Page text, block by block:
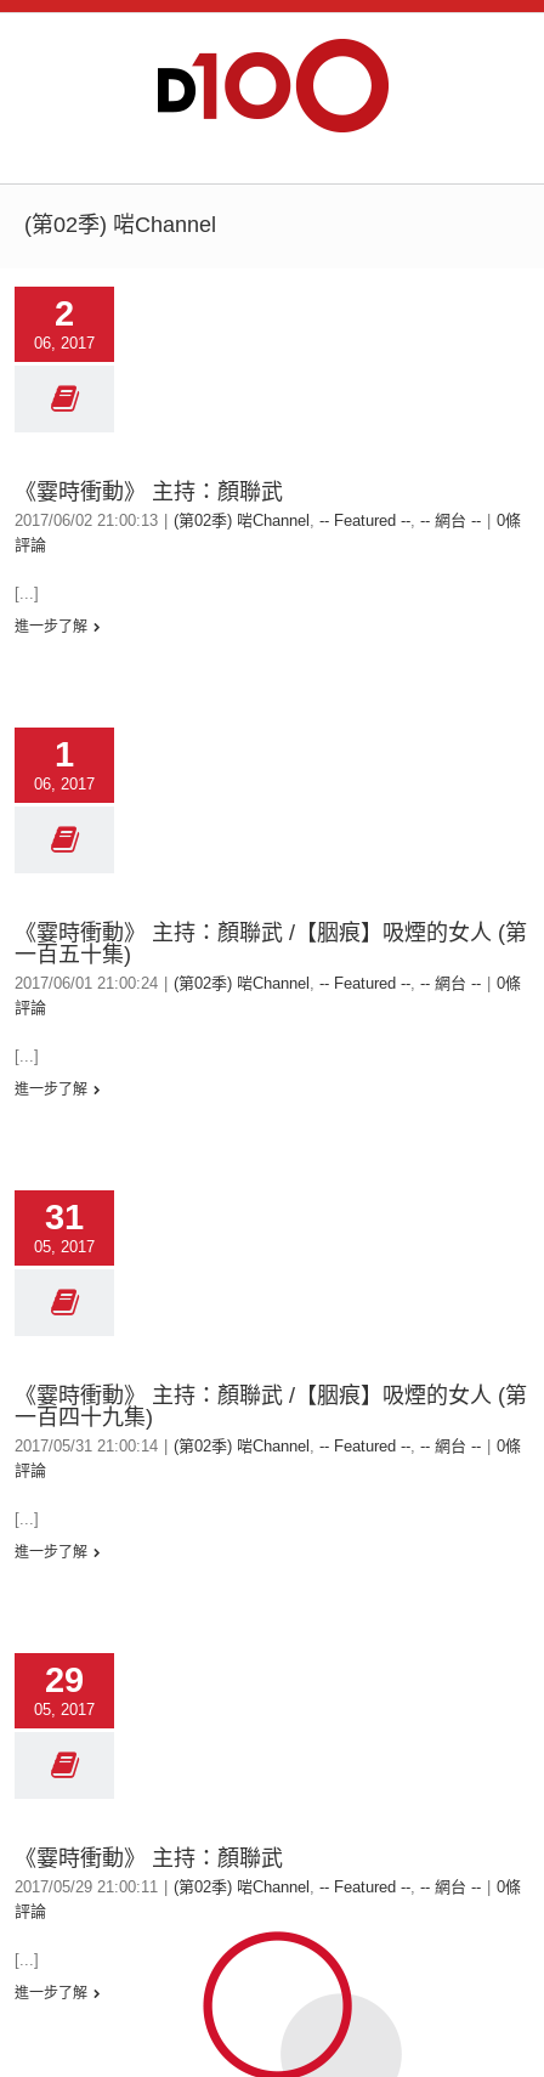
(第02季) 啱Channel
2
06, 2017
《霎時衝動》 主持：顏聯武
2017/06/02 21:00:13 (第02季) 啱Channel , -- Featured --, -- 網台 --
0條
評論
[...]
進一步了解
1
06, 2017
《霎時衝動》 主持：顏聯武 /【胭痕】吸煙的女人 (第
一百五十集)
2017/06/01 21:00:24 (第02季) 啱Channel , -- Featured --, -- 網台 --
0條
評論
[...]
進一步了解
31
05, 2017
《霎時衝動》 主持：顏聯武 /【胭痕】吸煙的女人 (第
一百四十九集)
2017/05/31 21:00:14 (第02季) 啱Channel , -- Featured --, -- 網台 --
0條
評論
[...]
進一步了解
29
05, 2017
《霎時衝動》 主持：顏聯武
2017/05/29 21:00:11 (第02季) 啱Channel , -- Featured --, -- 網台 --
0條
評論
[...]
進一步了解